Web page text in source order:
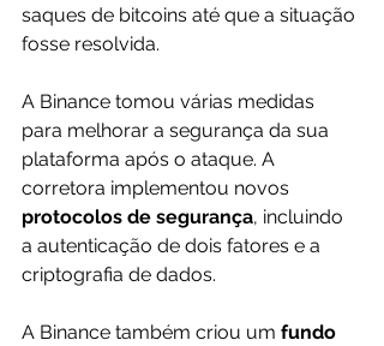
saques de bitcoins até que a situação
fosse resolvida.
A Binance tomou várias medidas
para melhorar a segurança da sua
plataforma após o ataque. A
corretora implementou novos
protocolos de segurança, incluindo
a autenticação de dois fatores e a
criptografia de dados.
A Binance também criou um fundo